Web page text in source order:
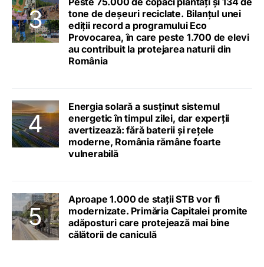
tone de deșeuri reciclate. Bilanțul unei
ediții record a programului Eco
Provocarea, în care peste 1.700 de elevi
au contribuit la protejarea naturii din
România
Energia solară a susținut sistemul
energetic în timpul zilei, dar experții
avertizează: fără baterii și rețele
moderne, România rămâne foarte
vulnerabilă
Aproape 1.000 de stații STB vor fi
modernizate. Primăria Capitalei promite
adăposturi care protejează mai bine
călătorii de caniculă